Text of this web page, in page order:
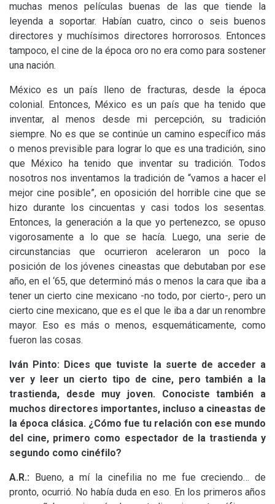
muchas menos películas buenas de las que tiende la
leyenda a soportar. Habían cuatro, cinco o seis buenos
directores y muchísimos directores horrorosos. Entonces
tampoco, el cine de la época oro no era como para sostener
una nación.
México es un país lleno de fracturas, desde la época
colonial. Entonces, México es un país que ha tenido que
inventar, al menos desde mi percepción, su tradición
siempre. No es que se continúe un camino específico más
o menos previsible para lograr lo que es una tradición, sino
que México ha tenido que inventar su tradición. Todos
nosotros nos inventamos la tradición de “vamos a hacer el
mejor cine posible”, en oposición del horrible cine que se
hizo durante los cincuentas y casi todos los sesentas.
Entonces, la generación a la que yo pertenezco, se opuso
vigorosamente a lo que se hacía. Luego, una serie de
circunstancias que ocurrieron aceleraron un poco la
posición de los jóvenes cineastas que debutaban por ese
año, en el ‘65, que determinó más o menos la cara que iba a
tener un cierto cine mexicano -no todo, por cierto-, pero un
cierto cine mexicano, que es el que le iba a dar un renombre
mayor. Eso es más o menos, esquemáticamente, como
fueron las cosas.
Iván Pinto: Dices que tuviste la suerte de acceder a
ver y leer un cierto tipo de cine, pero también a la
trastienda, desde muy joven. Conociste también a
muchos directores importantes, incluso a cineastas de
la época clásica. ¿Cómo fue tu relación con ese mundo
del cine, primero como espectador de la trastienda y
segundo como cinéfilo?
A.R.: Bueno, a mí la cinefilia no me fue creciendo… de
pronto, ocurrió. No había duda en eso. En los primeros años